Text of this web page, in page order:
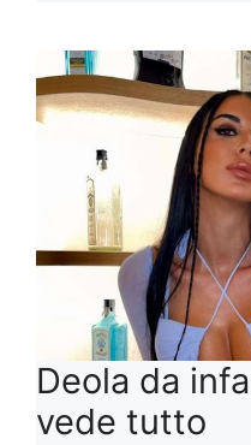
Deola da
vede tutto